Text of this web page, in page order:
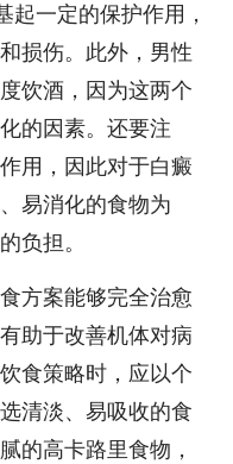
起一定的保护作用，
损伤。此外，男性
饮酒，因为这两个
的因素。还要注
用，因此对于白癜
易消化的食物为
负担。
方案能够完全治愈
助于改善机体对病
食策略时，应以个
清淡、易吸收的食
的高卡路里食物，